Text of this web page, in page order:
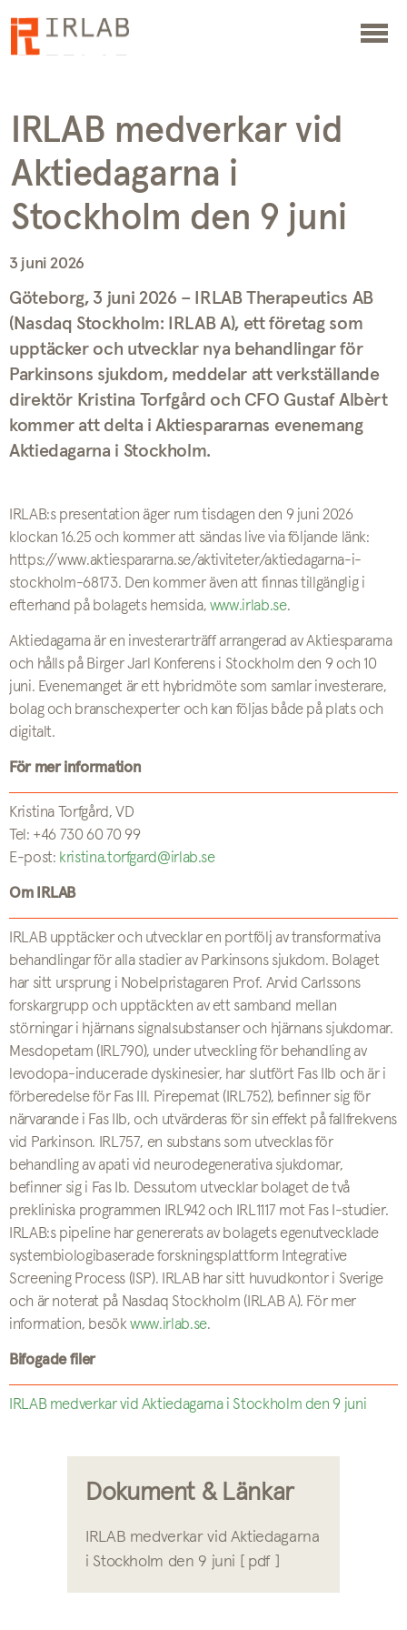
IRLAB medverkar vid
Aktiedagarna i
Stockholm den 9 juni
3 juni 2026
Göteborg, 3 juni 2026 – IRLAB Therapeutics AB
(Nasdaq Stockholm: IRLAB A), ett företag som
upptäcker och utvecklar nya behandlingar för
Parkinsons sjukdom, meddelar att verkställande
direktör Kristina Torfgård och CFO Gustaf Albèrt
kommer att delta i Aktiespararnas evenemang
Aktiedagarna i Stockholm.
IRLAB:s presentation äger rum tisdagen den 9 juni 2026
klockan 16.25 och kommer att sändas live via följande länk:
https://www.aktiespararna.se/aktiviteter/aktiedagarna-i-
stockholm-68173. Den kommer även att finnas tillgänglig i
efterhand på bolagets hemsida, www.irlab.se.
Aktiedagarna är en investerarträff arrangerad av Aktiespararna
och hålls på Birger Jarl Konferens i Stockholm den 9 och 10
juni. Evenemanget är ett hybridmöte som samlar investerare,
bolag och branschexperter och kan följas både på plats och
digitalt.
För mer information
Kristina Torfgård, VD
Tel: +46 730 60 70 99
E-post: kristina.torfgard@irlab.se
Om IRLAB
IRLAB upptäcker och utvecklar en portfölj av transformativa
behandlingar för alla stadier av Parkinsons sjukdom. Bolaget
har sitt ursprung i Nobelpristagaren Prof. Arvid Carlssons
forskargrupp och upptäckten av ett samband mellan
störningar i hjärnans signalsubstanser och hjärnans sjukdomar.
Mesdopetam (IRL790), under utveckling för behandling av
levodopa-inducerade dyskinesier, har slutfört Fas IIb och är i
förberedelse för Fas III. Pirepemat (IRL752), befinner sig för
närvarande i Fas IIb, och utvärderas för sin effekt på fallfrekvens
vid Parkinson. IRL757, en substans som utvecklas för
behandling av apati vid neurodegenerativa sjukdomar,
befinner sig i Fas Ib. Dessutom utvecklar bolaget de två
prekliniska programmen IRL942 och IRL1117 mot Fas I-studier.
IRLAB:s pipeline har genererats av bolagets egenutvecklade
systembiologibaserade forskningsplattform Integrative
Screening Process (ISP). IRLAB har sitt huvudkontor i Sverige
och är noterat på Nasdaq Stockholm (IRLAB A). För mer
information, besökwww.irlab.se.
Bifogade filer
IRLAB medverkar vid Aktiedagarna i Stockholm den 9 juni
Dokument & Länkar
IRLAB medverkar vid Aktiedagarna
i Stockholm den 9 juni [ pdf ]